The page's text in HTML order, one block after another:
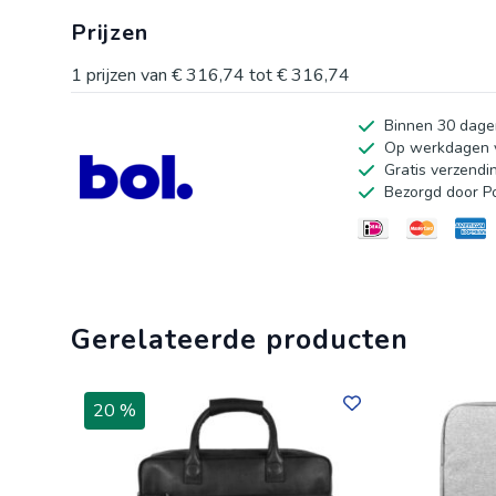
groot hoofdvak geschikt voor grote mappen, een
een extra ritsvak aan de achterkant. Afmetingen: 45 x
Prijzen
1 prijzen van € 316,74 tot€ 316,74
Binnen 30
Op werkdagen
Gratis
Bezorgd door
Gerelateerde producten
20 %